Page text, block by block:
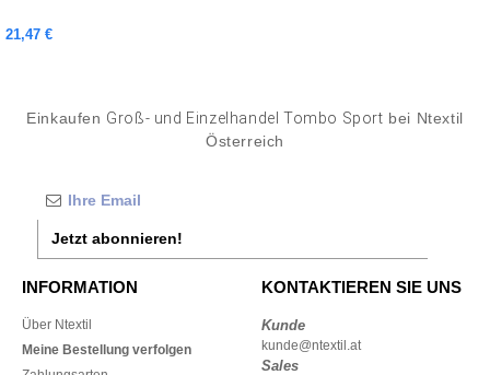
21,47 €
Einkaufen Groß- und Einzelhandel Tombo Sport bei Ntextil
Österreich
Jetzt abonnieren!
INFORMATION
Über Ntextil
Meine Bestellung verfolgen
KONTAKTIEREN SIE UNS
Kunde
kunde@ntextil.at
Sales